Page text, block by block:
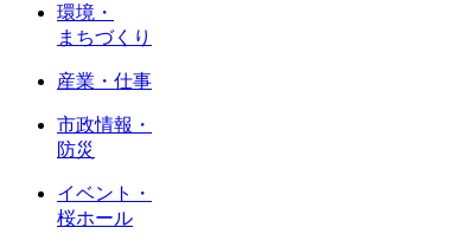
環境・
まちづくり
産業・仕事
市政情報・
防災
イベント・
桜ホール